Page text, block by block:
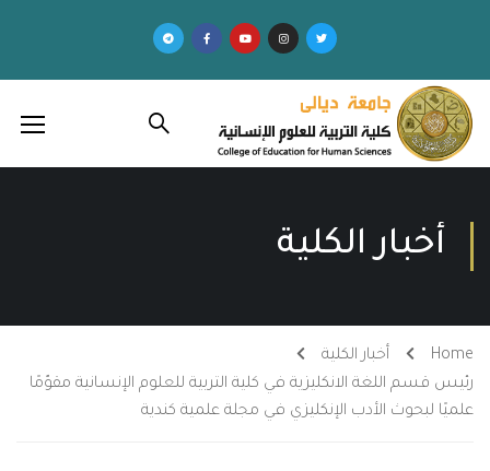
أخبار الكلية
Home
أخبار الكلية
رئيس قسم اللغة الانكليزية في كلية التربية للعلوم الإنسانية مقوّمًا
علميًا لبحوث الأدب الإنكليزي في مجلة علمية كندية